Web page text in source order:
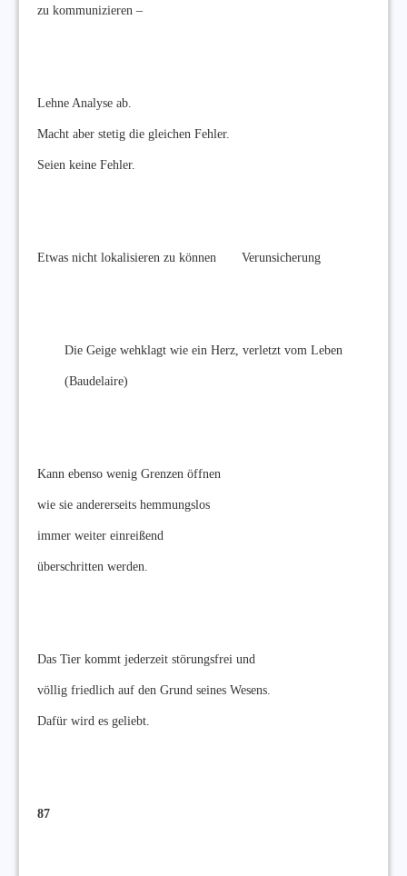
zu kommunizieren –
Lehne Analyse ab.
Macht aber stetig die gleichen Fehler.
Seien keine Fehler.
Etwas nicht lokalisieren zu können Verunsicherung
Die Geige wehklagt wie ein Herz, verletzt vom Leben
(Baudelaire)
Kann ebenso wenig Grenzen öffnen
wie sie andererseits hemmungslos
immer weiter einreißend
überschritten werden.
Das Tier kommt jederzeit störungsfrei und
völlig friedlich auf den Grund seines Wesens.
Dafür wird es geliebt.
87